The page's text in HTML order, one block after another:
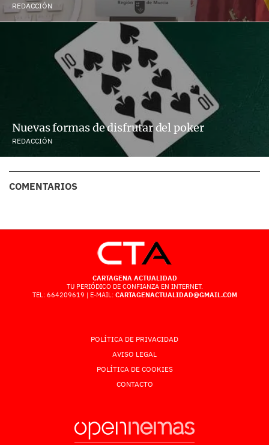
REDACCIÓN
Nuevas formas de disfrutar del poker
REDACCIÓN
COMENTARIOS
CARTAGENA ACTUALIDAD
TU PERIÓDICO DE CONFIANZA EN INTERNET.
TEL: 664209619 | E-MAIL: CARTAGENACTUALIDAD@GMAIL.COM
POLÍTICA DE PRIVACIDAD
AVISO LEGAL
POLÍTICA DE COOKIES
CONTACTO